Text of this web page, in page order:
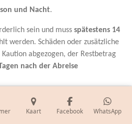
und Nacht.
sein und muss spätestens 14
werden. Schäden oder zusätzliche
abgezogen, der Restbetrag
nach der Abreise
sein, werden wir Sie
bereits gezahlte Beträge
Kaart Facebook WhatsApp